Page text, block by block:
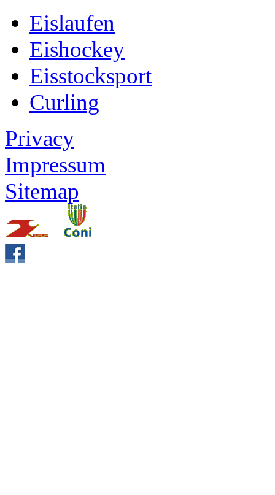
Eislaufen
Eishockey
Eisstocksport
Curling
Privacy
Impressum
Sitemap